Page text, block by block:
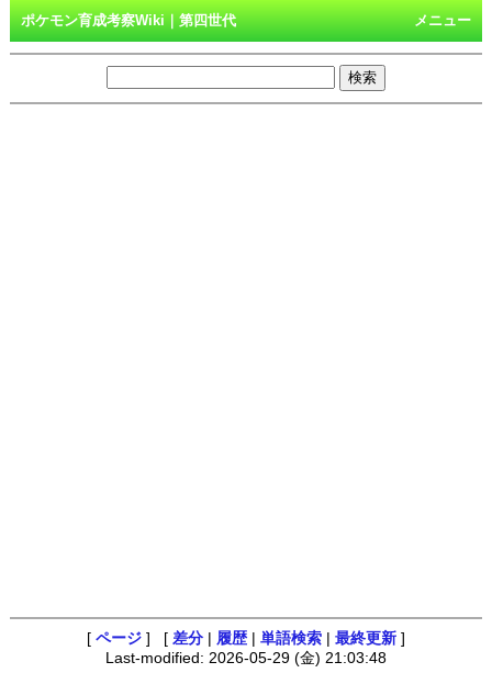
メニュー
ポケモン育成考察Wiki｜第四世代
[ ページ ] [ 差分 履歴 単語検索 最終更新 ]
Last-modified: 2026-05-29 (金) 21:03:48